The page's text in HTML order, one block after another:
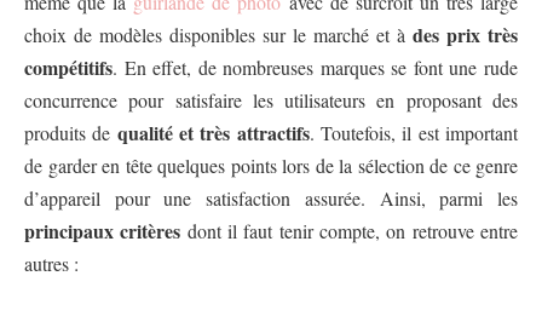
choix de modèles disponibles sur le marché et à des prix très
compétitifs. En effet, de nombreuses marques se font une rude
concurrence pour satisfaire les utilisateurs en proposant des
produits de qualité et très attractifs. Toutefois, il est important
de garder en tête quelques points lors de la sélection de ce genre
d’appareil pour une satisfaction assurée. Ainsi, parmi les
principaux critères dont il faut tenir compte, on retrouve entre
autres :